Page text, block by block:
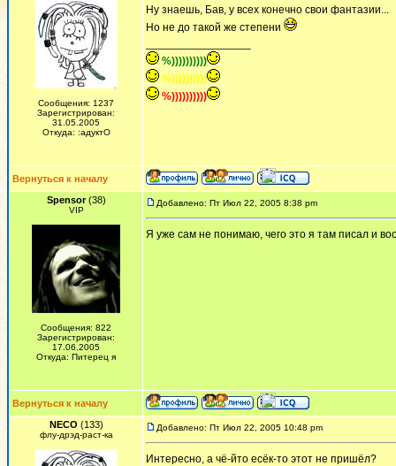
Сообщения: 1237
Зарегистрирован:
31.05.2005
Откуда: :адуктО
Ну знаешь, Бав, у всех конечно свои фантазии...
Но не до такой же степени
%))))))))))
%))))))))))
%))))))))))
Вернуться к началу
Spensor(38)
VIP
Сообщения: 822
Зарегистрирован:
17.06.2005
Откуда: Питерец я
Добавлено: Пт Июл 22, 2005 8:38 pm
Я уже сам не понимаю, чего это я там писал и
Вернуться к началу
NECO (133)
флу-дрэд-раст-ка
Добавлено: Пт Июл 22, 2005 10:48 pm
Интересно, а чё-йто есёк-то этот не пришёл?